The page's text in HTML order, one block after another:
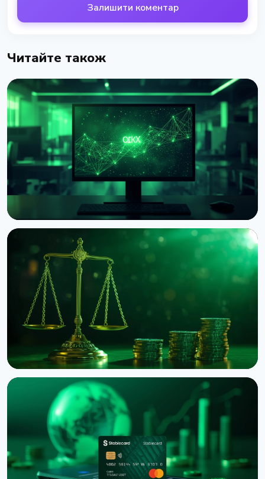
Залишити коментар
Читайте також
Circle запустив нативний USDC на блокчейні OKX
X Layer
8 серпня 2026 р. 3 хв читання
Binance подала до суду на RedotPay через
переманювання 470 000 користувачів
6 серпня 2026 р.4 хв читання